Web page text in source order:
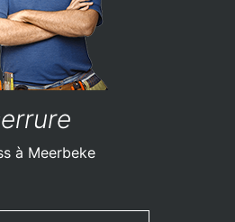
à Meerbeke